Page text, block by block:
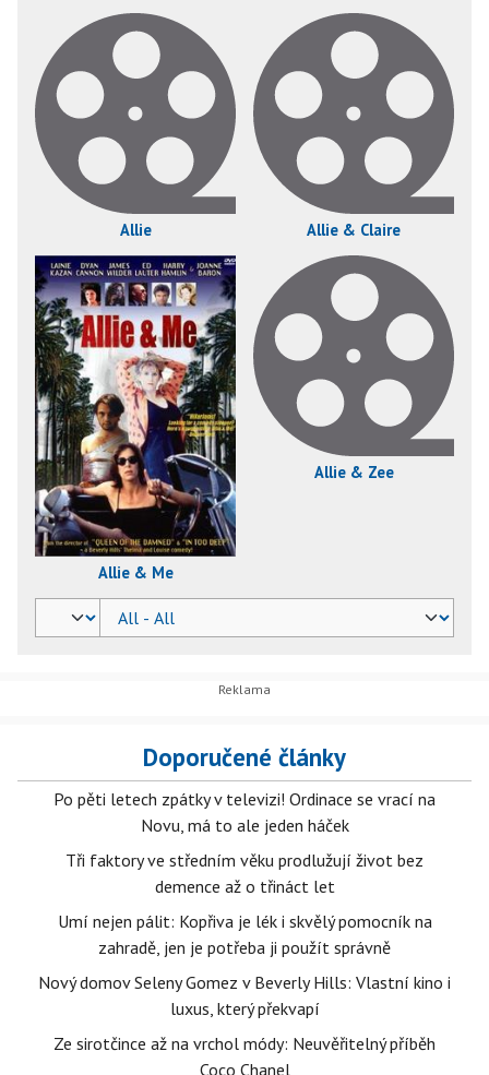
Allie Allie & Claire
Allie & Me
Allie & Zee
Doporučené články
Po pěti letech zpátky v televizi! Ordinace se vrací na
Novu, má to ale jeden háček
Tři faktory ve středním věku prodlužují život bez
demence až o třináct let
Umí nejen pálit: Kopřiva je lék i skvělý pomocník na
zahradě, jen je potřeba ji použít správně
Nový domov Seleny Gomez v Beverly Hills: Vlastní kino i
luxus, který překvapí
Ze sirotčince až na vrchol módy: Neuvěřitelný příběh
Coco Chanel